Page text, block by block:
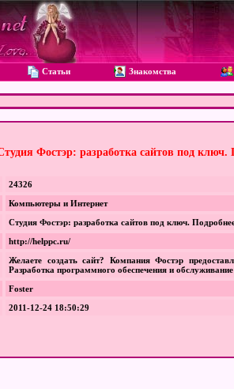
Статьи Знакомства
Фостэр: разработка сайтов под ключ.
24326
Компьютеры и Интернет
Студия Фостэр: разработка сайтов под ключ.
http://helppc.ru/
Желаете создать сайт? Компания Фостэр
Разработка программного обеспечения и
Foster
2011-12-24 18:50:29